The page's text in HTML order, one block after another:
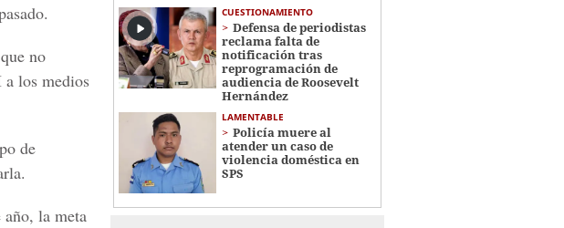
no
los medios
de
la meta
CUESTIONAMIENTO
Defensa de periodistas
reclama falta de
notificación tras
reprogramación de
audiencia de Roosevelt
Hernández
LAMENTABLE
Policía muere al
atender un caso de
violencia doméstica en
SPS